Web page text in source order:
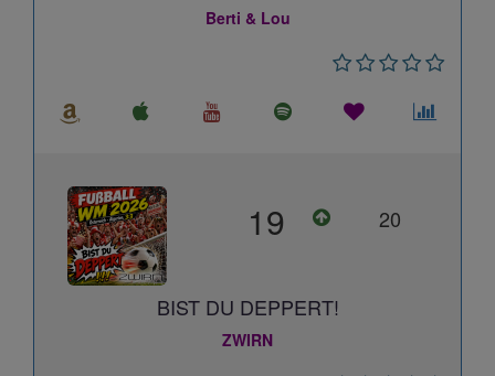
Berti & Lou
19 20
BIST DU DEPPERT!
ZWIRN